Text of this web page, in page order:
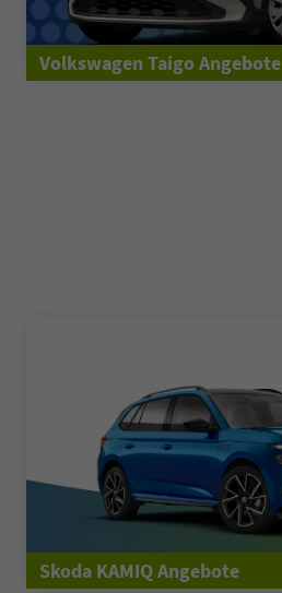
Volkswagen Taigo Angebote
Skoda KAMIQ Angebote